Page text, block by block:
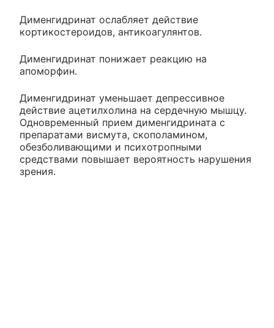
Дименгидринат ослабляет действие
кортикостероидов, антикоагулянтов.
Дименгидринат понижает реакцию на
апоморфин.
Дименгидринат уменьшает депрессивное
действие ацетилхолина на сердечную мышцу.
Одновременный прием дименгидрината с
препаратами висмута, скополамином,
обезболивающими и психотропными
средствами повышает вероятность нарушения
зрения.